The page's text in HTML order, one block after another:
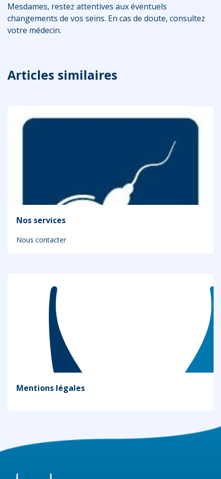
Mesdames, restez attentives aux éventuels
changements de vos seins. En cas de doute, consultez
votre médecin.
Articles similaires
Nos services
Nous contacter
Mentions légales